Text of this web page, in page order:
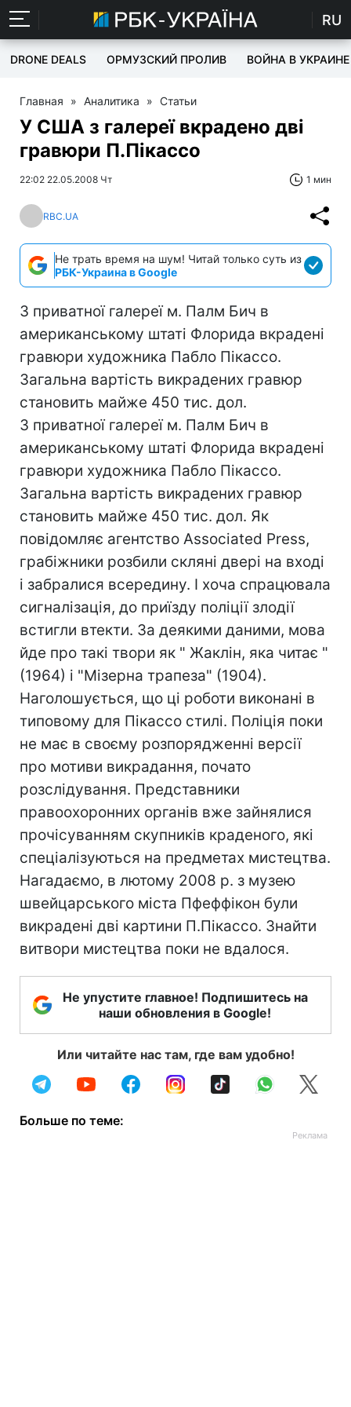
RU
DRONE DEALS ОРМУЗСКИЙ ПРОЛИВ ВОЙНА В УКРАИНЕ
Главная » Аналитика » Статьи
У США з галереї вкрадено дві
гравюри П.Пікассо
22:02 22.05.2008 Чт 1 мин
RBC.UA
Не трать время на шум! Читай только суть из
РБК-Украина в Google
З приватної галереї м. Палм Бич в
американському штаті Флорида вкрадені
гравюри художника Пабло Пікассо.
Загальна вартість викрадених гравюр
становить майже 450 тис. дол.
З приватної галереї м. Палм Бич в
американському штаті Флорида вкрадені
гравюри художника Пабло Пікассо.
Загальна вартість викрадених гравюр
становить майже 450 тис. дол. Як
повідомляє агентство Associated Press,
грабіжники розбили скляні двері на вході
і забралися всередину. І хоча спрацювала
сигналізація, до приїзду поліції злодії
встигли втекти. За деякими даними, мова
йде про такі твори як " Жаклін, яка читає "
(1964) і "Мізерна трапеза" (1904).
Наголошується, що ці роботи виконані в
типовому для Пікассо стилі. Поліція поки
не має в своєму розпорядженні версії
про мотиви викрадання, почато
розслідування. Представники
правоохоронних органів вже зайнялися
прочісуванням скупників краденого, які
спеціалізуються на предметах мистецтва.
Нагадаємо, в лютому 2008 р. з музею
швейцарського міста Пфеффікон були
викрадені дві картини П.Пікассо. Знайти
витвори мистецтва поки не вдалося.
Не упустите главное! Подпишитесь на
наши обновления в Google!
Или читайте нас там, где вам удобно!
Больше по теме: